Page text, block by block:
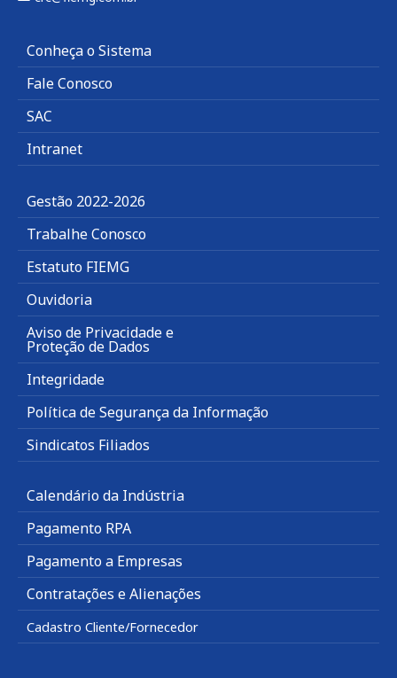
Conheça o Sistema
Fale Conosco
SAC
Intranet
Gestão 2022-2026
Trabalhe Conosco
Estatuto FIEMG
Ouvidoria
Aviso de Privacidade e
Proteção de Dados
Integridade
Política de Segurança da Informação
Sindicatos Filiados
Calendário da Indústria
Pagamento RPA
Pagamento a Empresas
Contratações e Alienações
Cadastro Cliente/Fornecedor